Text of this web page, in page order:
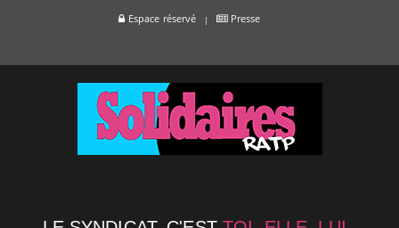
Espace réservé Presse